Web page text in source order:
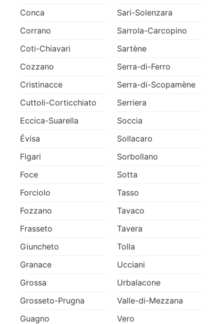
Conca
Corrano
Coti-Chiavari
Cozzano
Cristinacce
Cuttoli-Corticchiato
Eccica-Suarella
Évisa
Figari
Foce
Forciolo
Fozzano
Frasseto
Giuncheto
Granace
Grossa
Grosseto-Prugna
Guagno
Sari-Solenzara
Sarrola-Carcopino
Sartène
Serra-di-Ferro
Serra-di-Scopamène
Serriera
Soccia
Sollacaro
Sorbollano
Sotta
Tasso
Tavaco
Tavera
Tolla
Ucciani
Urbalacone
Valle-di-Mezzana
Vero